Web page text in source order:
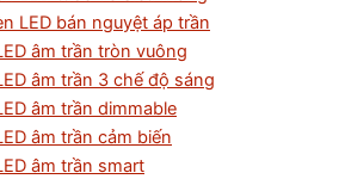
LED bán nguyệt áp trần
âm trần tròn vuông
âm trần 3 chế độ sáng
âm trần dimmable
âm trần cảm biến
âm trần smart